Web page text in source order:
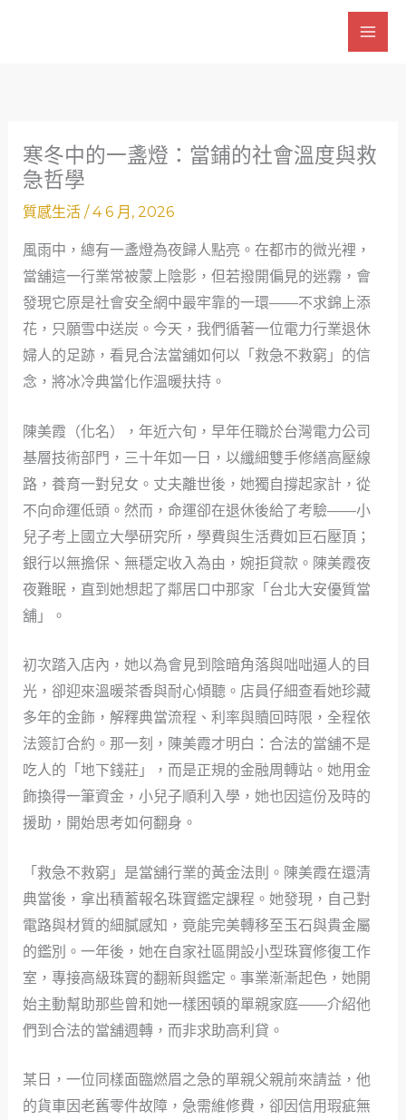
寒冬中的一盞燈：當鋪的社會溫度與救
急哲學
質感生活/4 6 月, 2026
風雨中，總有一盞燈為夜歸人點亮。在都市的微光裡，
當舖這一行業常被蒙上陰影，但若撥開偏見的迷霧，會
發現它原是社會安全網中最牢靠的一環——不求錦上添
花，只願雪中送炭。今天，我們循著一位電力行業退休
婦人的足跡，看見合法當舖如何以「救急不救窮」的信
念，將冰冷典當化作溫暖扶持。
陳美霞（化名），年近六旬，早年任職於台灣電力公司
基層技術部門，三十年如一日，以纖細雙手修繕高壓線
路，養育一對兒女。丈夫離世後，她獨自撐起家計，從
不向命運低頭。然而，命運卻在退休後給了考驗——小
兒子考上國立大學研究所，學費與生活費如巨石壓頂；
銀行以無擔保、無穩定收入為由，婉拒貸款。陳美霞夜
夜難眠，直到她想起了鄰居口中那家「台北大安優質當
舖」。
初次踏入店內，她以為會見到陰暗角落與咄咄逼人的目
光，卻迎來溫暖茶香與耐心傾聽。店員仔細查看她珍藏
多年的金飾，解釋典當流程、利率與贖回時限，全程依
法簽訂合約。那一刻，陳美霞才明白：合法的當舖不是
吃人的「地下錢莊」，而是正規的金融周轉站。她用金
飾換得一筆資金，小兒子順利入學，她也因這份及時的
援助，開始思考如何翻身。
「救急不救窮」是當舖行業的黃金法則。陳美霞在還清
典當後，拿出積蓄報名珠寶鑑定課程。她發現，自己對
電路與材質的細膩感知，竟能完美轉移至玉石與貴金屬
的鑑別。一年後，她在自家社區開設小型珠寶修復工作
室，專接高級珠寶的翻新與鑑定。事業漸漸起色，她開
始主動幫助那些曾和她一樣困頓的單親家庭——介紹他
們到合法的當舖週轉，而非求助高利貸。
某日，一位同樣面臨燃眉之急的單親父親前來請益，他
的貨車因老舊零件故障，急需維修費，卻因信用瑕疵無